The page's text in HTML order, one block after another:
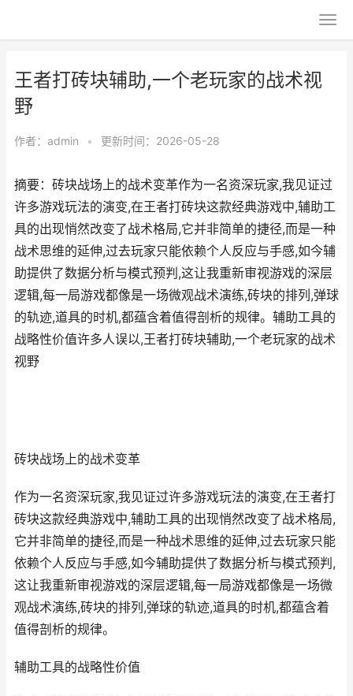
王者打砖块辅助,一个老玩家的战术视
野
作者： admin • 更新时间：2026-05-28
摘要：砖块战场上的战术变革作为一名资深玩家,我见证过
许多游戏玩法的演变,在王者打砖块这款经典游戏中,辅助工
具的出现悄然改变了战术格局,它并非简单的捷径,而是一种
战术思维的延伸,过去玩家只能依赖个人反应与手感,如今辅
助提供了数据分析与模式预判,这让我重新审视游戏的深层
逻辑,每一局游戏都像是一场微观战术演练,砖块的排列,弹球
的轨迹,道具的时机,都蕴含着值得剖析的规律。辅助工具的
战略性价值许多人误以,王者打砖块辅助,一个老玩家的战术
视野
砖块战场上的战术变革
作为一名资深玩家,我见证过许多游戏玩法的演变,在王者打
砖块这款经典游戏中,辅助工具的出现悄然改变了战术格局,
它并非简单的捷径,而是一种战术思维的延伸,过去玩家只能
依赖个人反应与手感,如今辅助提供了数据分析与模式预判,
这让我重新审视游戏的深层逻辑,每一局游戏都像是一场微
观战术演练,砖块的排列,弹球的轨迹,道具的时机,都蕴含着
值得剖析的规律。
辅助工具的战略性价值